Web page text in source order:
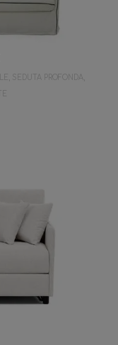
SEDUTA PROFONDA,